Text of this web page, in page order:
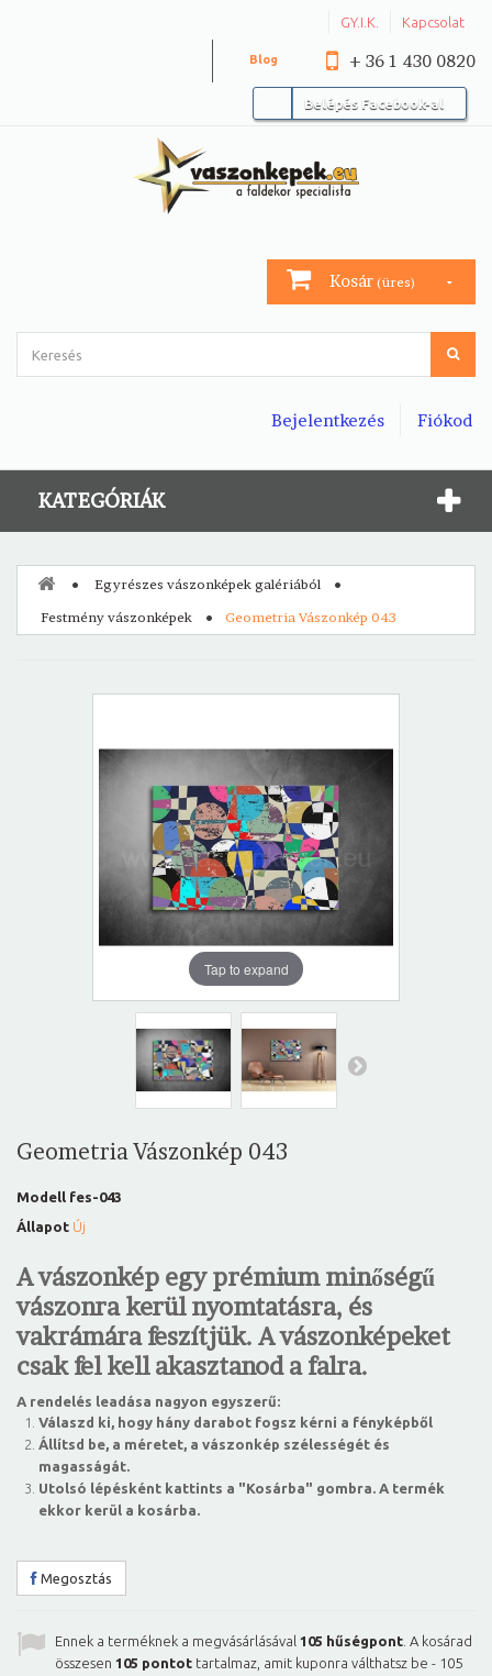
GY.I.K. Kapcsolat
+ 36 1 430 0820
Blog
Belépés Facebook-al
Kosár (üres)
Fiókod
Bejelentkezés
KATEGÓRIÁK
Egyrészes vászonképek galériából
Festmény vászonképek
Geometria Vászonkép 043
Tap to expand
Geometria Vászonkép 043
Modell fes-043
Állapot Új
A vászonkép egy prémium minőségű
vászonra kerül nyomtatásra, és
vakrámára feszítjük. A vászonképeket
csak fel kell akasztanod a falra.
A rendelés leadása nagyon egyszerű:
Válaszd ki, hogy hány darabot fogsz kérni a fényképből
Állítsd be, a méretet, a vászonkép szélességét és
magasságát.
Utolsó lépésként kattints a "Kosárba" gombra. A termék
ekkor kerül a kosárba.
Megosztás
Ennek a terméknek a megvásárlásával 105 hűségpont . A kosárad
összesen 105 pontot tartalmaz, amit kuponra válthatsz be - 105